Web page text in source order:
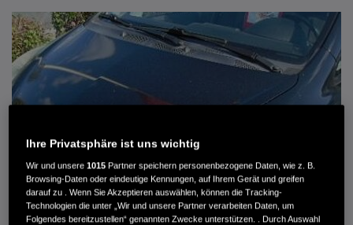
Ihre Privatsphäre ist uns wichtig
Wir und unsere1015 Partner speichern personenbezogene Daten, wie z. B.
Browsing-Daten oder eindeutige Kennungen, auf Ihrem Gerät und greifen
darauf zu . Wenn Sie Akzeptieren auswählen, können die Tracking-
Technologien die unter „Wir und unsere Partner verarbeiten Daten, um
Folgendes bereitzustellen“ genannten Zwecke unterstützen. . Durch Auswahl